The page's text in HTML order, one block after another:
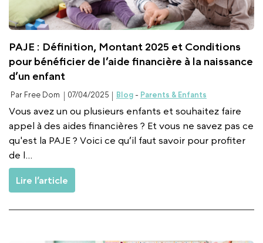
PAJE : Définition, Montant 2025 et Conditions
pour bénéficier de l’aide financière à la naissance
d’un enfant
Par Free Dom 07/04/2025 Blog- Parents & Enfants
Vous avez un ou plusieurs enfants et souhaitez faire
appel à des aides financières ? Et vous ne savez pas ce
qu'est la PAJE ? Voici ce qu’il faut savoir pour profiter
de l...
Lire l’article